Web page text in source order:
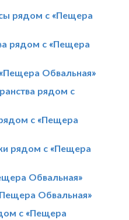
рядом с «Пещера
рядом с «Пещера
Обвальная»
рядом с
с «Пещера
рядом с «Пещера
Обвальная»
Обвальная»
с «Пещера